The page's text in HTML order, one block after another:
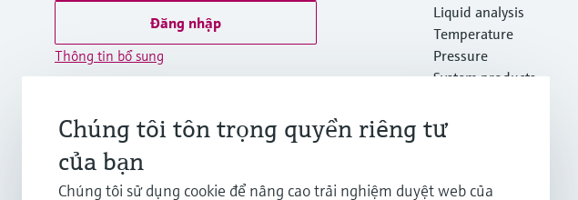
Đăng nhập
Thông tin bổ sung
Việt Nam
+84 28 3842 0026
Liquid analysis
Temperature
Pressure
System products
Netilion IIoT
Software
Tra cứu sản phẩm
Chúng tôi tôn trọng quyền riêng tư
của bạn
Chúng tôi sử dụng cookie để nâng cao trải nghiệm duyệt web của